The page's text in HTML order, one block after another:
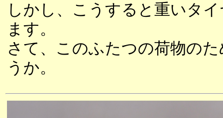
しかし、こうすると重いタ
ます。
さて、このふたつの荷物の
うか。